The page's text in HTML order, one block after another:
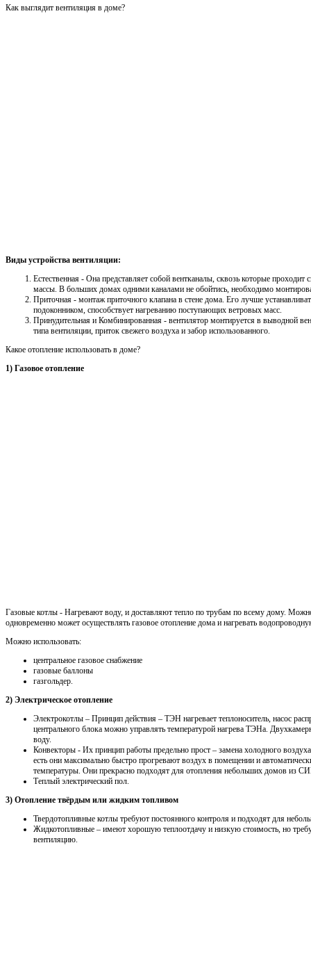
Как выглядит вентиляция в доме?
Виды устройства вентиляции:
Естественная - Она представляет собой вентканалы, сквозь которые
массы. В больших домах одними каналами не обойтись, необходимо
Приточная - монтаж приточного клапана в стене дома. Его лучше
подоконником, способствует нагреванию поступающих ветровых масс.
Принудительная и Комбинированная - вентилятор монтируется в выводной
типа вентиляции, приток свежего воздуха и забор использованного.
Какое отопление использовать в доме?
1) Газовое отопление
Газовые котлы - Нагревают воду, и доставляют тепло по трубам по всему дому.
одновременно может осуществлять газовое отопление дома и нагревать
Можно использовать:
центральное газовое снабжение
газовые баллоны
газгольдер.
2) Электрическое отопление
Электрокотлы – Принцип действия – ТЭН нагревает теплоноситель, насос
центрального блока можно управлять температурой нагрева ТЭНа.
воду.
Конвекторы - Их принцип работы предельно прост – замена холодного
есть они максимально быстро прогревают воздух в помещении и
температуры. Они прекрасно подходят для отопления небольших домов из
Теплый электрический пол.
3) Отопление твёрдым или жидким топливом
Твердотопливные котлы требуют постоянного контроля и подходят для
Жидкотопливные – имеют хорошую теплоотдачу и низкую стоимость, но
вентиляцию.